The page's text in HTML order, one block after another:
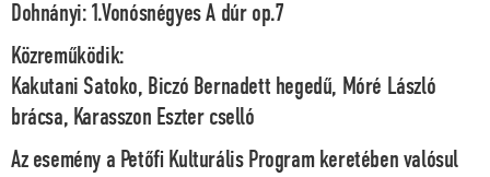
Dohnányi: 1.Vonósnégyes A dúr op.7
Közreműködik:
Kakutani Satoko, Biczó Bernadett hegedű, Móré László
brácsa, Karasszon Esztercselló
Az esemény a Petőfi Kulturális Program keretében valósul